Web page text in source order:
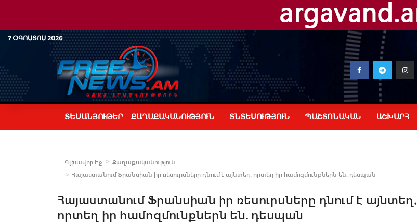
7 ՕԳՈՍՏՈՍ 2026
ՏԵՍԱՆՅՈՒԹԵՐ ՔԱՂԱՔԱԿԱՆՈՒԹՅՈՒՆ ՏՆՏԵՍՈՒԹՅՈՒՆ ՊԱՇՏՈՆԱԿԱՆ ԱՇԽԱՐՀ
Գլխավոր Էջ
Քաղաքականություն
Հայաստանում Ֆրանսիան իր ռեսուրսները դնում է այնտեղ, որտեղ իր համոզմունքներն են. դեսպան
Հայաստանում Ֆրանսիան իր ռեսուրսները դնում է այնտեղ,
որտեղ իր համոզմունքներն են. դեսպան